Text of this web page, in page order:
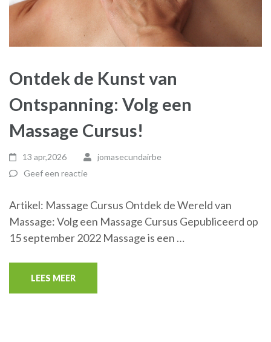
Ontdek de Kunst van
Ontspanning: Volg een
Massage Cursus!
13 apr,2026
jomasecundairbe
Geef een reactie
Artikel: Massage Cursus Ontdek de Wereld van
Massage: Volg een Massage Cursus Gepubliceerd op
15 september 2022 Massage is een …
LEES MEER